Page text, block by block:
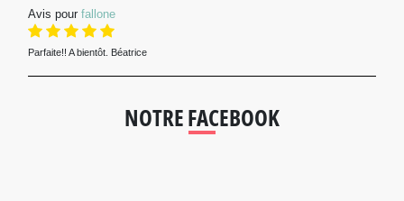
Avis pour fallone
Parfaite!! A bientôt. Béatrice
NOTRE FACEBOOK